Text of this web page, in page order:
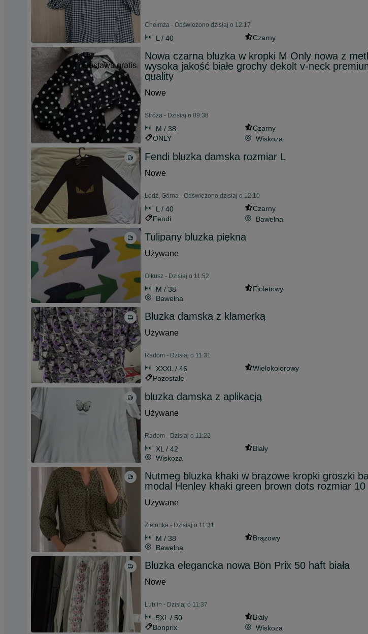
Chełmża - Odświeżono dzisiaj o 12:17
L / 40 Czarny
Dostawa gratis
Nowa czarna bluzka w kropki M Only nowa z
wysoka jakość białe grochy dekolt v-neck
quality
Nowe
Stróża - Dzisiaj o 09:38
M / 38
Czarny
ONLY
Wiskoza
Fendi bluzka damska rozmiar L
Nowe
Łódź, Górna - Odświeżono dzisiaj o 12:10
L / 40
Czarny
Fendi
Bawełna
Tulipany bluzka piękna
Używane
Olkusz - Dzisiaj o 11:52
M / 38
Fioletowy
Bawełna
Bluzka damska z klamerką
Używane
Radom - Dzisiaj o 11:31
XXXL / 46
Wielokolorowy
Pozostałe
bluzka damska z aplikacją
Używane
Radom - Dzisiaj o 11:22
XL / 42
Biały
Wiskoza
Nutmeg bluzka khaki w brązowe kropki groszki
modal Henley khaki green brown dots rozmiar
Używane
Zielonka - Dzisiaj o 11:31
M / 38
Brązowy
Bawełna
Bluzka elegancka nowa Bon Prix 50 haft biała
Nowe
Lublin - Dzisiaj o 11:37
5XL / 50
Biały
Bonprix
Wiskoza